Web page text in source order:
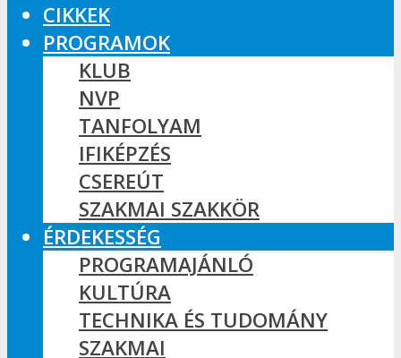
CIKKEK
PROGRAMOK
KLUB
NVP
TANFOLYAM
IFIKÉPZÉS
CSEREÚT
SZAKMAI SZAKKÖR
ÉRDEKESSÉG
PROGRAMAJÁNLÓ
KULTÚRA
TECHNIKA ÉS TUDOMÁNY
SZAKMAI